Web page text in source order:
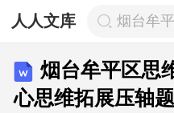
人人文库 烟台牟
烟台牟平区思
心思维拓展压轴